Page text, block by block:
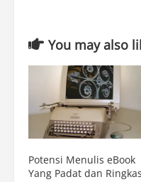
You may also
Potensi Menulis eBook
Yang Padat dan Ringkas